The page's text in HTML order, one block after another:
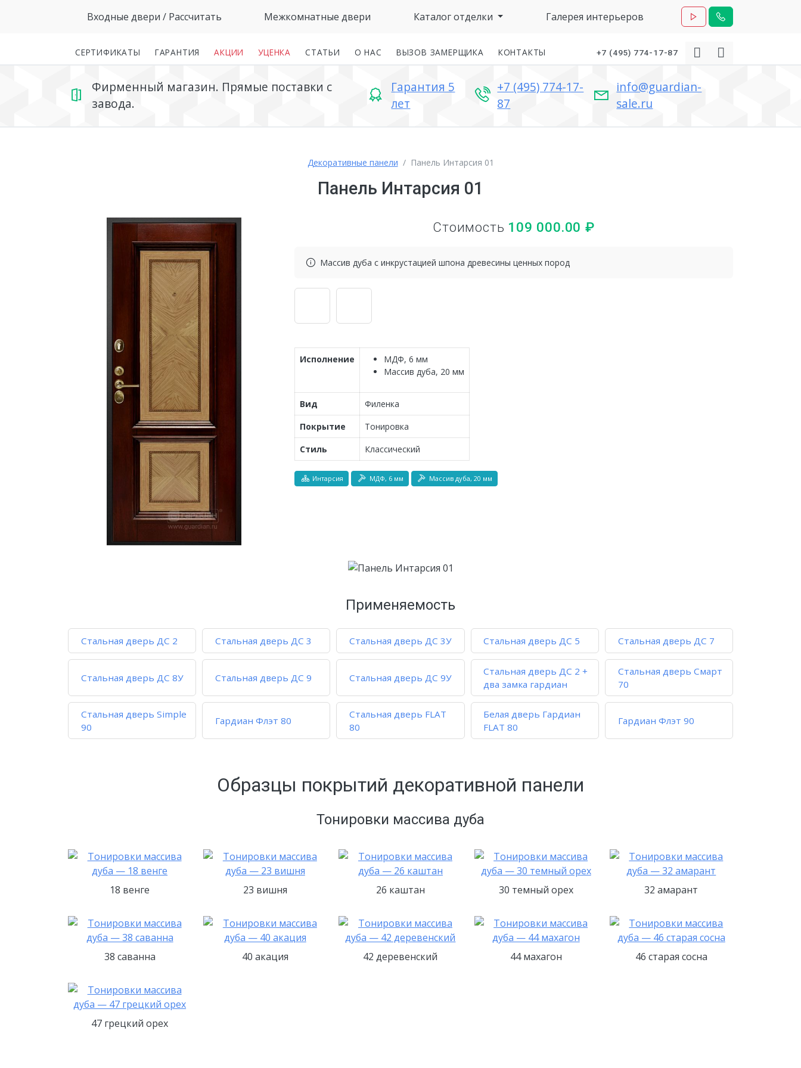
Входные двери / Рассчитать Межкомнатные двери Каталог отделки Галерея интерьеров
СЕРТИФИКАТЫ ГАРАНТИЯ АКЦИИ УЦЕНКА СТАТЬИ О НАС ВЫЗОВ ЗАМЕРЩИКА КОНТАКТЫ +7 (495) 774-17-87
Фирменный магазин. Прямые поставки с
завода.
Гарантия 5
лет
+7 (495) 774-17-
87
info@guardian-
sale.ru
Декоративные панели Панель Интарсия 01
Панель Интарсия 01
Стоимость 109 000.00 ₽
Массив дуба с инкрустацией шпона древесины ценных пород
Исполнение
МДФ, 6 мм
Массив дуба, 20 мм
Вид
Филенка
Покрытие
Тонировка
Стиль
Классический
Интарсия МДФ, 6 мм Массив дуба, 20 мм
Применяемость
Стальная дверь ДС 2 Стальная дверь ДС 3 Стальная дверь ДС 3У Стальная дверь ДС 5 Стальная дверь ДС 7
Стальная дверь ДС 8У Стальная дверь ДС 9 Стальная дверь ДС 9У
Стальная дверь ДС 2 +
два замка гардиан
Стальная дверь Смарт
70
Стальная дверь Simple
90
Гардиан Флэт 80
Стальная дверь FLAT
80
Белая дверь Гардиан
FLAT 80
Гардиан Флэт 90
Образцы покрытий декоративной панели
Тонировки массива дуба
18 венге 23 вишня 26 каштан 30 темный орех 32 амарант
38 саванна 40 акация 42 деревенский 44 махагон 46 старая сосна
47 грецкий орех